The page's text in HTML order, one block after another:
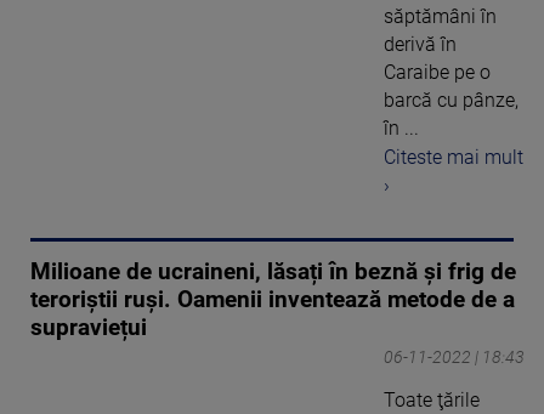
săptămâni în
derivă în
Caraibe pe o
barcă cu pânze,
în ...
Citeste mai mult
›
Milioane de ucraineni, lăsați în beznă și frig de
teroriștii ruși. Oamenii inventează metode de a
supraviețui
06-11-2022 | 18:43
Toate ţările